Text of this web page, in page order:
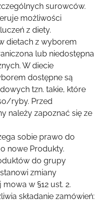
surowców.
możliwości
z diety.
dietach z wyborem
lub niedostępna
W diecie
dostępne są
tzn. takie, które
ryby. Przed
należy zapoznać się ze
sobie prawo do
nowe Produkty.
do grupy
zmiany
w §12 ust. 2.
składanie zamówień: